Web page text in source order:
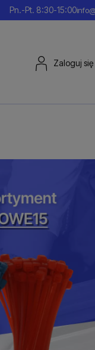
Pn.-Pt. 8:30-15:00
Zaloguj się